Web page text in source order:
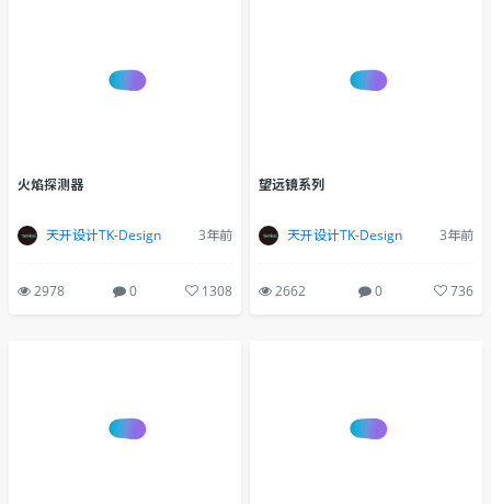
火焰探测器
天开设计TK-Design 3年前
2978 0 1308
望远镜系列
天开设计TK-Design 3年前
2662 0 736